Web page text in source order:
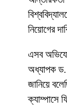
নিয়োগের
​এসব
অধ্যাপক ড.
জানিয়ে
ক্যাম্পাসে